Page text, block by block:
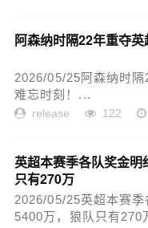
阿森纳时隔22年重夺英
2026/05/25阿森纳时
难忘时刻！...
release 122
英超本赛季各队奖金
只有270万
2026/05/25英超本赛
5400万，狼队只有270